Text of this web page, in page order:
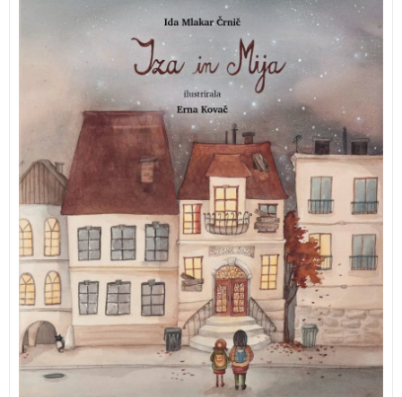
Vsak otrok si želi zasijati. Toda največja čarovnija se
zgodi, ko odkrije, v čem je zares edinstven.
Ko Iza dobi priložnost, da zapleše v predstavi, je
prepričana, da jo čaka glavna vloga. Toda včasih se
stvari obrnejo drugače, kot si predstavljamo. Ob
razočaranju, ljubosumju in dvomih začne odkrivati
nekaj veliko pomembnejšega – da je vsak človek
dragocen, tudi takrat, ko ni v središču pozornosti.
IDA MLAKAR ČRNIČ ERNA KOVAČ IZA IN MIJA